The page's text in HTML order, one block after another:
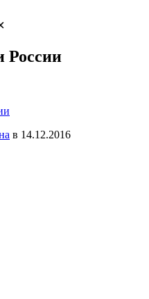
России
в 14.12.2016